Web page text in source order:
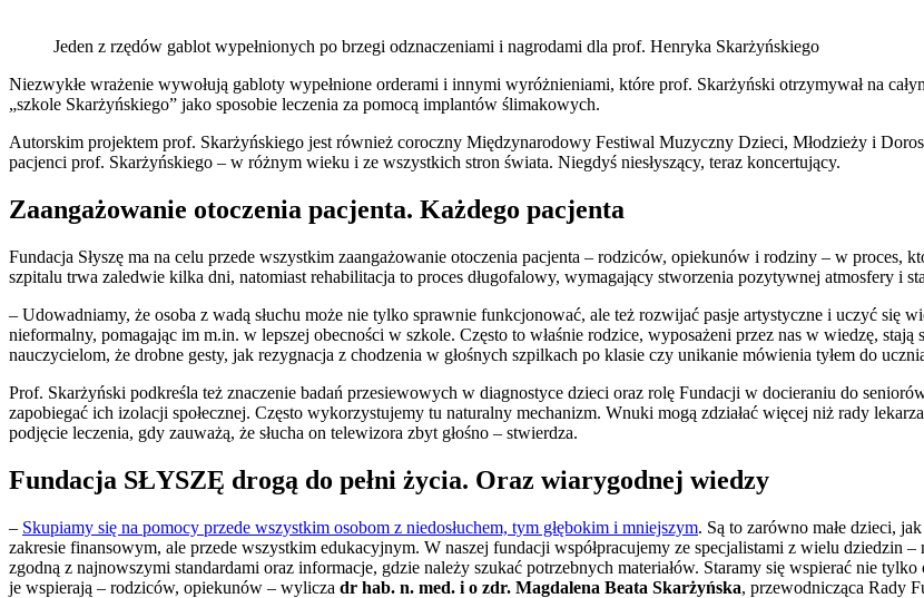
Jeden z rzędów gablot wypełnionych po brzegi odznaczeniami i nagrodami dla prof. Henryka Skarżyńskiego
Niezwykłe wrażenie wywołują gabloty wypełnione orderami i innymi wyróżnieniami, które prof. Skarżyński otrzymywał na
„szkole Skarżyńskiego” jako sposobie leczenia za pomocą implantów ślimakowych.
Autorskim projektem prof. Skarżyńskiego jest również coroczny Międzynarodowy Festiwal Muzyczny Dzieci, Młodzieży i
pacjenci prof. Skarżyńskiego – w różnym wieku i ze wszystkich stron świata. Niegdyś niesłyszący, teraz koncertujący.
Zaangażowanie otoczenia pacjenta. Każdego pacjenta
Fundacja Słyszę ma na celu przede wszystkim zaangażowanie otoczenia pacjenta – rodziców, opiekunów i rodziny – w proces,
szpitalu trwa zaledwie kilka dni, natomiast rehabilitacja to proces długofalowy, wymagający stworzenia pozytywnej atmosfery i
– Udowadniamy, że osoba z wadą słuchu może nie tylko sprawnie funkcjonować, ale też rozwijać pasje artystyczne i uczyć się
nieformalny, pomagając im m.in. w lepszej obecności w szkole. Często to właśnie rodzice, wyposażeni przez nas w wiedzę,
nauczycielom, że drobne gesty, jak rezygnacja z chodzenia w głośnych szpilkach po klasie czy unikanie mówienia tyłem do
Prof. Skarżyński podkreśla też znaczenie badań przesiewowych w diagnostyce dzieci oraz rolę Fundacji w docieraniu do
zapobiegać ich izolacji społecznej. Często wykorzystujemy tu naturalny mechanizm. Wnuki mogą zdziałać więcej niż rady
podjęcie leczenia, gdy zauważą, że słucha on telewizora zbyt głośno – stwierdza.
Fundacja SŁYSZĘ drogą do pełni życia. Oraz wiarygodnej wiedzy
– Skupiamy się na pomocy przede wszystkim osobom z niedosłuchem, tym głębokim i mniejszym. Są to zarówno małe dzieci,
zakresie finansowym, ale przede wszystkim edukacyjnym. W naszej fundacji współpracujemy ze specjalistami z wielu dziedzin
zgodną z najnowszymi standardami oraz informacje, gdzie należy szukać potrzebnych materiałów. Staramy się wspierać nie
je wspierają – rodziców, opiekunów – wylicza dr hab. n. med. i o zdr. Magdalena Beata Skarżyńska, przewodnicząca Rady